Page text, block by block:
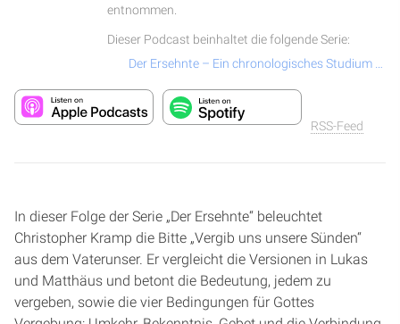
entnommen.
Dieser Podcast beinhaltet die folgende Serie:
RSS-Feed
In dieser Folge der Serie „Der Ersehnte“ beleuchtet
Christopher Kramp die Bitte „Vergib uns unsere Sünden“
aus dem Vaterunser. Er vergleicht die Versionen in Lukas
und Matthäus und betont die Bedeutung, jedem zu
vergeben, sowie die vier Bedingungen für Gottes